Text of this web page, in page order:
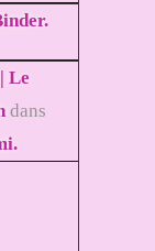
Le
dans